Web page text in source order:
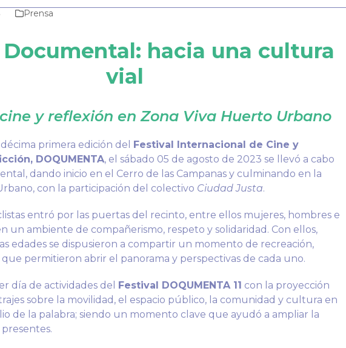
Prensa
Documental: hacia una cultura
vial
y reflexión en Zona Viva Huerto Urbano
primera edición del Festival Internacional de Cine y
DOQUMENTA, el sábado 05 de agosto de 2023 se llevó a cabo
dando inicio en el Cerro de las Campanas y culminando en la
con la participación del colectivo Ciudad Justa.
entró por las puertas del recinto, entre ellos mujeres, hombres e
un ambiente de compañerismo, respeto y solidaridad. Con ellos,
edades se dispusieron a compartir un momento de recreación,
permitieron abrir el panorama y perspectivas de cada uno.
día de actividades del Festival DOQUMENTA 11 con la proyección
sobre la movilidad, el espacio público, la comunidad y cultura en
de la palabra; siendo un momento clave que ayudó a ampliar la